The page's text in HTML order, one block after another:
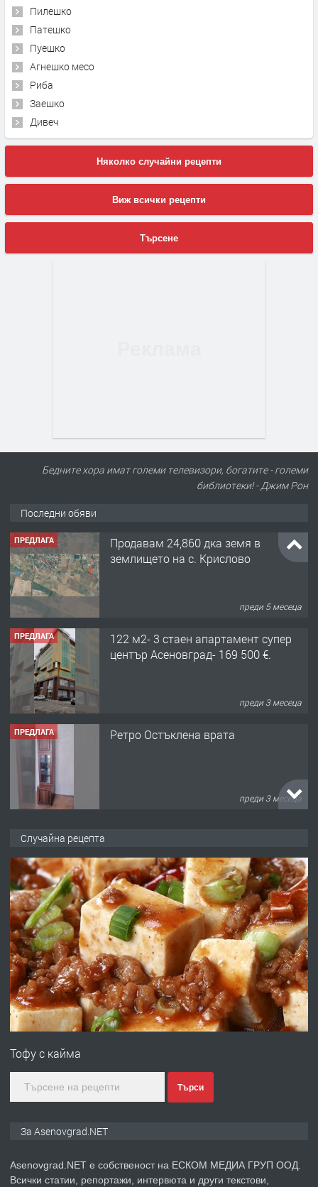
Пилешко
Патешко
Пуешко
Агнешко месо
Риба
Заешко
Дивеч
Няколко случайни рецепти
Виж всички рецепти
Търсене
Бедните хора имат големи телевизори, богатите - големи
библиотеки! - Джим Рон
Последни обяви
ПРЕДЛАГА
122 м2- 3 стаен апартамент супер
център Асеновград- 169 500 €.
преди 3 месеца
ПРЕДЛАГА Ретро Остъклена врата
преди 3 месеца
ПРЕДЛАГА
🌟HYUNDAI i10 - 2024 | Само 55 лв./
преди 10 месеца
преди 1 година
ПРЕДЛАГА
Професионална зеленчукорезачка
за заведения и дома
преди 1 година
ПРЕДЛАГА Дава под наем Асеновград
преди 2 години
Случайна рецепта
Тофу с кайма
Търси
За Asenovgrad.NET
Asenovgrad.NET е собственост на ЕСКОМ МЕДИА ГРУП ООД.
Всички статии, репортажи, интервюта и други текстови,